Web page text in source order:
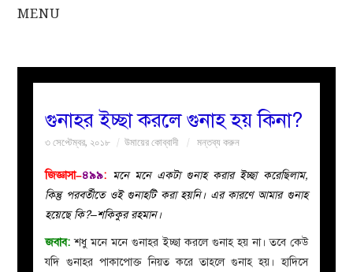
MENU
সকল
নারীদের
পাতা
ইসলাহী
গুনাহর ইচ্ছা করলে গুনাহ হয় কিনা?
৩ সেপ্টেম্বর, ২০১৮ উমায়ের কোব্বাদী মন্তব্য করুন
জিজ্ঞাসা–৪৯৯: মনে মনে একটা গুনাহ করার ইচ্ছা করেছিলাম,
কিন্তু পরবর্তীতে ওই গুনাহটি করা হয়নি। এর কারণে আমার গুনাহ
হয়েছে কি?–শকিকুর রহমান।
জবাব:শধু মনে মনে গুনাহর ইচ্ছা করলে গুনাহ হয় না। তবে কেউ
যদি গুনাহর পাকাপোক্ত নিয়ত করে তাহলে গুনাহ হয়। হাদিসে